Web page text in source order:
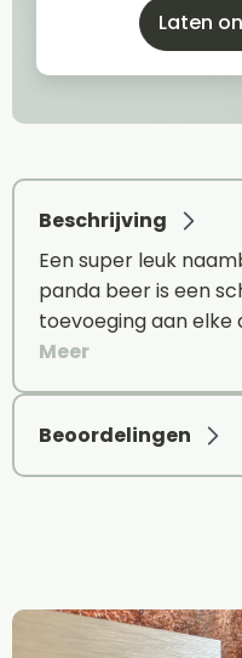
Laten
Beschrijving
Een super leuk
panda beer is een
toevoeging aan elke
Meer
Beoordelingen